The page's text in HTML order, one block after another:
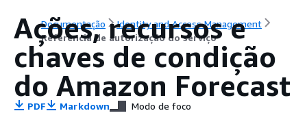
Documentação
Identity and Access Management
Referência de autorização do serviço
Ações, recursos e
chaves de condição
do Amazon Forecast
PDF Markdown Modo de foco